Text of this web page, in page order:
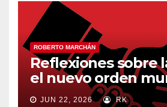
ROBERTO MARCHÁN
Reflexiones sobre
el nuevo orden
JUN 22, 2026 RK